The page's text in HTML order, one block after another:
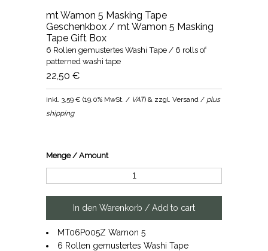
mt Wamon 5 Masking Tape
Geschenkbox / mt Wamon 5 Masking
Tape Gift Box
6 Rollen gemustertes Washi Tape / 6 rolls of
patterned washi tape
22,50 €
inkl. 3,59 € (19.0% MwSt. / VAT) & zzgl. Versand / plus
shipping
Menge / Amount
MT06P005Z Wamon 5
6 Rollen gemustertes Washi Tape